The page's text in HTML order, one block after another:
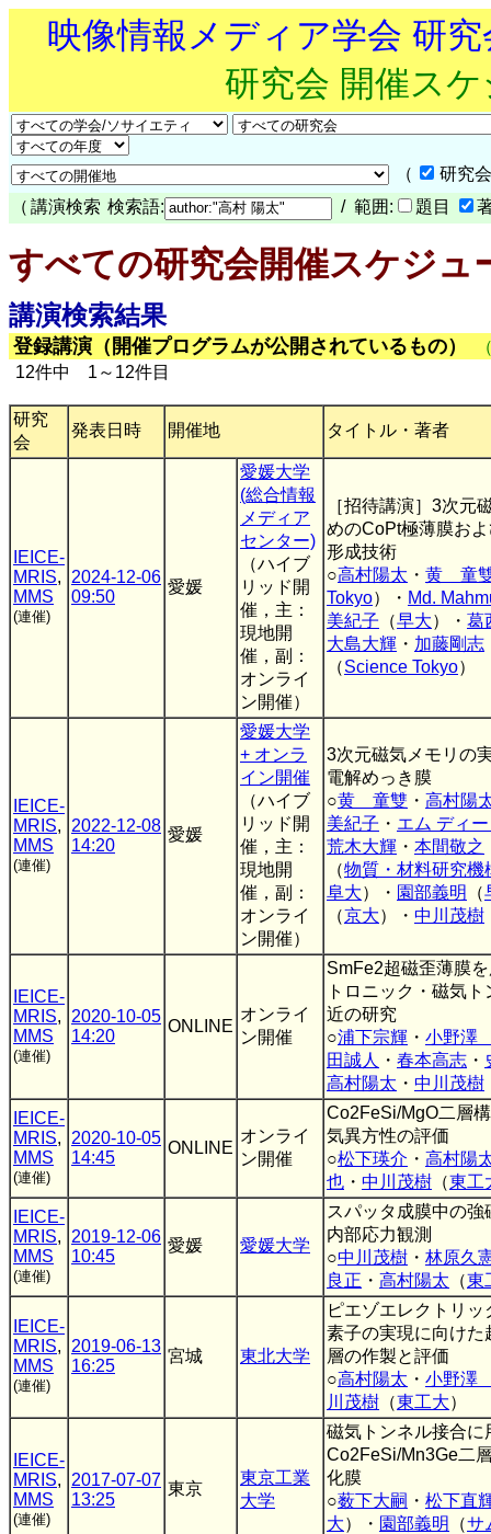
映像情報メディア学会 研
研究会 開催ス
（
研究
（ 講演検索 検索語: / 範囲: 題目
すべての研究会開催スケジュ
講演検索結果
登録講演（開催プログラムが公開されているもの）
12件中 1～12件目
研究
会
発表日時 開催地 タイトル・著者
IEICE-
MRIS,
MMS
(連催)
2024-12-06
09:50
愛媛
愛媛大学
(総合情報
メディア
センター)
（ハイブ
リッド開
催，主：
現地開
催，副：
オンライ
ン開催）
［招待講演］3次元
めのCoPt極薄膜お
形成技術
○高村陽太 ・ 黄 童
Tokyo）・ Md.
美紀子 （早大）・ 葛
大島大輝 ・ 加藤剛志
（Science Tokyo）
IEICE-
MRIS,
MMS
(連催)
2022-12-08
14:20
愛媛
愛媛大学
+ オンラ
イン開催
（ハイブ
リッド開
催，主：
現地開
催，副：
オンライ
ン開催）
3次元磁気メモリの
電解めっき膜
○黄 童雙 ・ 高村陽
美紀子 ・ エム ディ
荒木大輝 ・ 本間敬之
（物質・材料研究機
阜大）・ 園部義明 （
（京大）・ 中川茂樹
IEICE-
MRIS,
MMS
(連催)
2020-10-05
14:20
ONLINE
オンライ
ン開催
SmFe2超磁歪薄膜
トロニック・磁気
近の研究
○浦下宗輝 ・ 小野澤
田誠人
・ 春本高志 ・
高村陽太 ・ 中川茂樹
IEICE-
MRIS,
MMS
(連催)
2020-10-05
14:45
ONLINE
オンライ
ン開催
Co2FeSi/MgO二層
気異方性の評価
○松下瑛介 ・ 高村陽
也 ・ 中川茂樹 （東工
IEICE-
MRIS,
MMS
(連催)
2019-12-06
10:45
愛媛 愛媛大学
スパッタ成膜中の
内部応力観測
○中川茂樹 ・ 林原久
良正 ・ 高村陽太 （東
IEICE-
MRIS,
MMS
(連催)
2019-06-13
16:25
宮城 東北大学
ピエゾエレクトリ
素子の実現に向け
層の作製と評価
○高村陽太 ・ 小野澤
川茂樹 （東工大）
IEICE-
MRIS,
MMS
(連催)
2017-07-07
13:25
東京
東京工業
大学
磁気トンネル接合に
Co2FeSi/Mn3Ge二
化膜
○薮下大嗣 ・ 松下直
大）・ 園部義明 （サ